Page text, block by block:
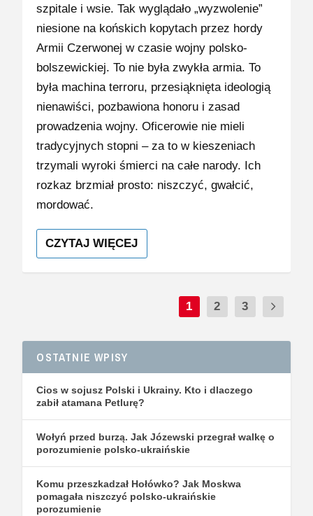
szpitale i wsie. Tak wyglądało „wyzwolenie”
niesione na końskich kopytach przez hordy
Armii Czerwonej w czasie wojny polsko-
bolszewickiej. To nie była zwykła armia. To
była machina terroru, przesiąknięta ideologią
nienawiści, pozbawiona honoru i zasad
prowadzenia wojny. Oficerowie nie mieli
tradycyjnych stopni – za to w kieszeniach
trzymali wyroki śmierci na całe narody. Ich
rozkaz brzmiał prosto: niszczyć, gwałcić,
mordować.
CZYTAJ WIĘCEJ
1 2 3
OSTATNIE WPISY
Cios w sojusz Polski i Ukrainy. Kto i dlaczego
zabił atamana Petlurę?
Wołyń przed burzą. Jak Józewski przegrał walkę o
porozumienie polsko-ukraińskie
Komu przeszkadzał Hołówko? Jak Moskwa
pomagała niszczyć polsko-ukraińskie
porozumienie